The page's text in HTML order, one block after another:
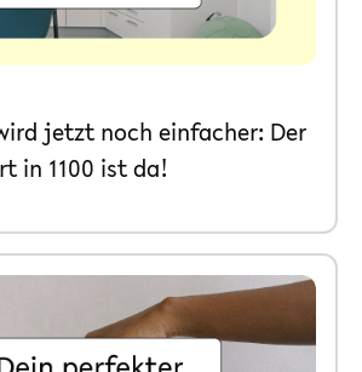
jetzt noch einfacher: Der
in 1100 ist da!